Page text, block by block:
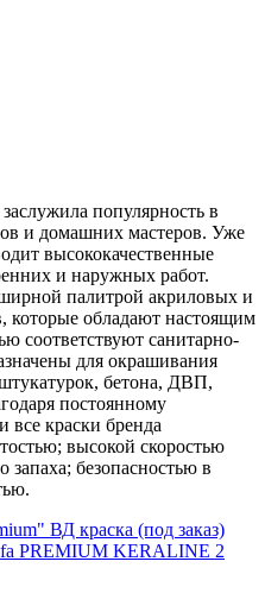
популярность в
и домашних мастеров. Уже
высококачественные
и наружных работ.
палитрой акриловых и
которые обладают настоящим
соответствуют санитарно-
для окрашивания
бетона, ДВП,
постоянному
все краски бренда
высокой скоростью
запаха; безопасностью в
PREMIUM KERALINE 2